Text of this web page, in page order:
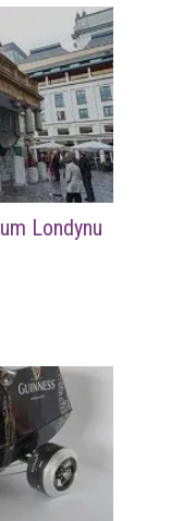
Londynu